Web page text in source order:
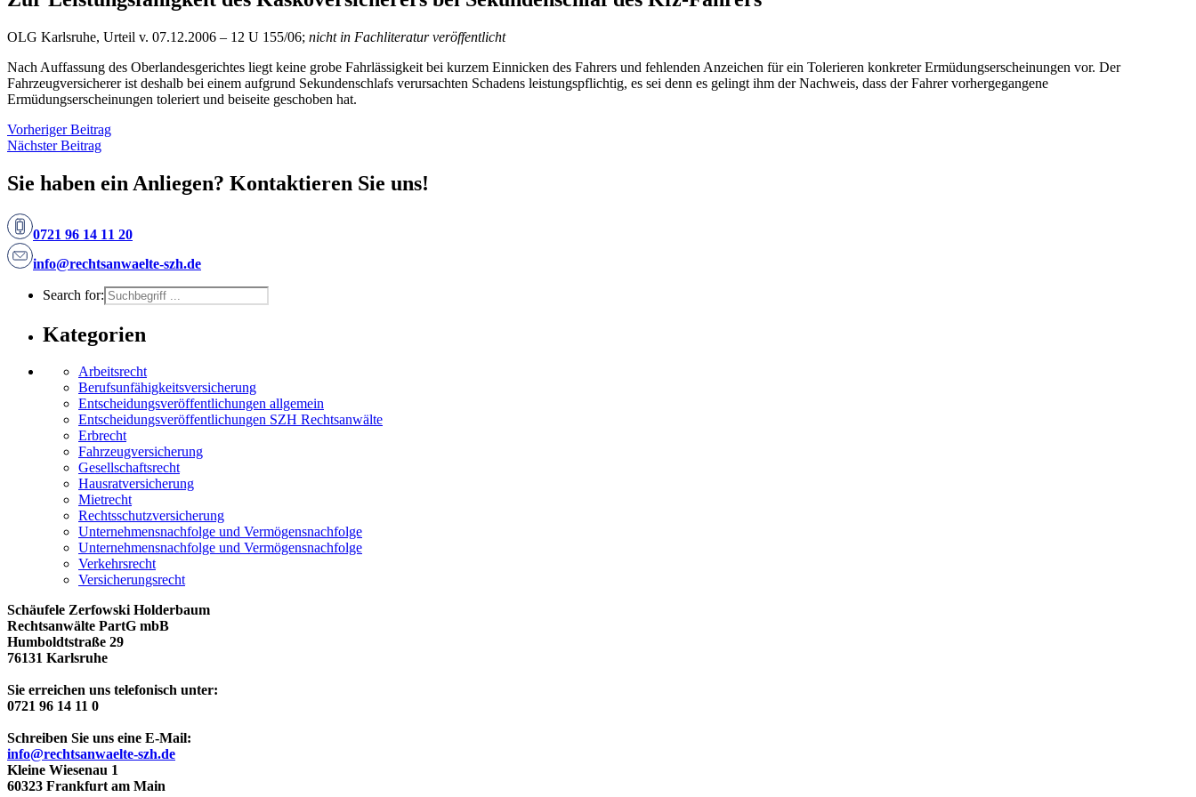
OLG Karlsruhe, Urteil v. 07.12.2006 – 12 U 155/06; nicht in Fachliteratur veröffentlicht
Nach Auffassung des Oberlandesgerichtes liegt keine grobe Fahrlässigkeit bei kurzem Einnicken des Fahrers und fehlenden Anzeichen für ein Tolerieren konkreter Ermüdungserscheinungen vor. Der
Fahrzeugversicherer ist deshalb bei einem aufgrund Sekundenschlafs verursachten Schadens leistungspflichtig, es sei denn es gelingt ihm der Nachweis, dass der Fahrer vorhergegangene
Ermüdungserscheinungen toleriert und beiseite geschoben hat.
Vorheriger Beitrag
Nächster Beitrag
Sie haben ein Anliegen? Kontaktieren Sie uns!
0721 96 14 11 20
info@rechtsanwaelte-szh.de
Search for:
Kategorien
Arbeitsrecht
Berufsunfähigkeitsversicherung
Entscheidungs­­veröffentlichungen allgemein
Entscheidungs­veröffentlichungen SZH Rechtsanwälte
Erbrecht
Fahrzeugversicherung
Gesellschaftsrecht
Hausratversicherung
Mietrecht
Rechtsschutzversicherung
Unternehmensnachfolge und Vermögensnachfolge
Unternehmensnachfolge und Vermögensnachfolge
Verkehrsrecht
Versicherungsrecht
Schäufele Zerfowski Holderbaum
Rechtsanwälte PartG mbB
Humboldtstraße 29
76131 Karlsruhe
Sie erreichen uns telefonisch unter:
0721 96 14 11 0
Schreiben Sie uns eine E-Mail:
info@rechtsanwaelte-szh.de
Kleine Wiesenau 1
60323 Frankfurt am Main